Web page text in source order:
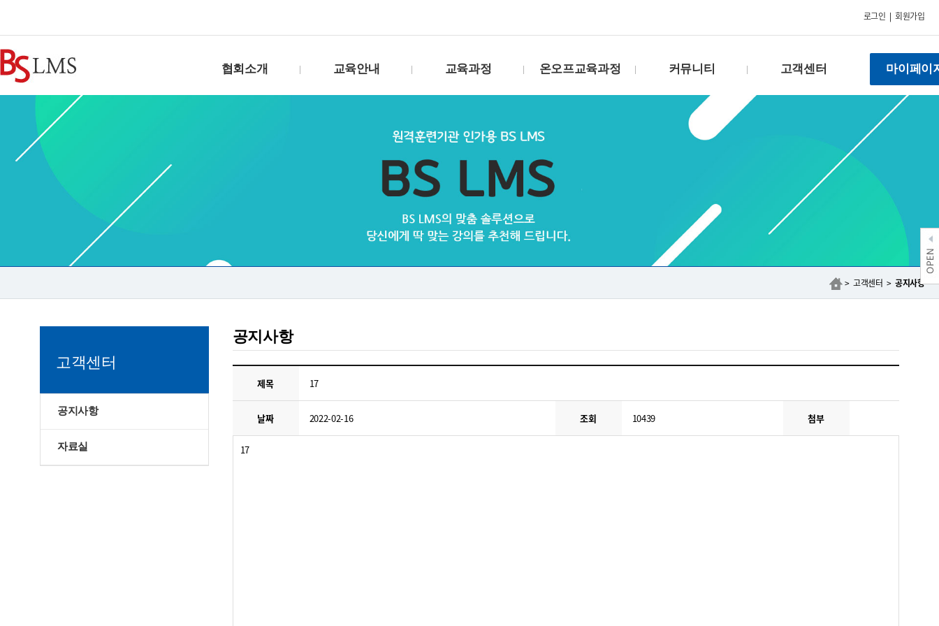
로그인 |회원가입
협회소개 교육안내
훈련비용 환급방법
훈련과정 개발절차
교육과정
수강신청B(생방송)
수강신청(화상)
패키지
강연캘린더
온오프교육과정 커뮤니티
Q & A
건의함
고객센터
개인정보처리방침
상담신청
제안하기
마이페이
> 고객센터 >공지사항
고객센터
공지사항
자료실
공지사항
제목 17
날짜 2022-02-16 조회 10439 첨부
17